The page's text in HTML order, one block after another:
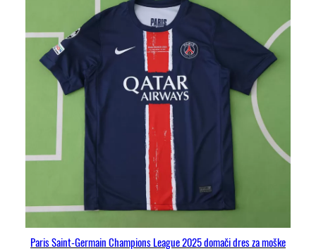
Paris Saint-Germain Champions League 2025 domači dres za moške